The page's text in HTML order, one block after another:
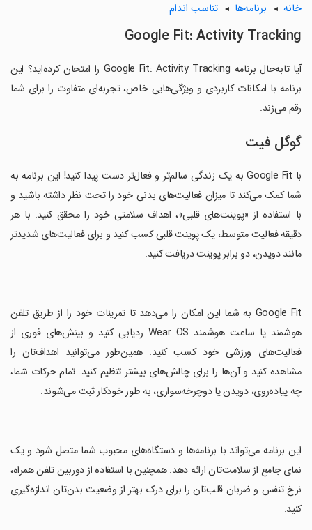
خانه برنامه‌ها تناسب اندام
Google Fit: Activity Tracking
آیا تابه‌حال برنامه Google Fit: Activity Tracking را امتحان کرده‌اید؟ این
برنامه با امکانات کاربردی و ویژگی‌هایی خاص، تجربه‌ای متفاوت را برای شما
رقم می‌زند.
گوگل فیت
با Google Fit به یک زندگی سالم‌تر و فعال‌تر دست پیدا کنید! این برنامه به
شما کمک می‌کند تا میزان فعالیت‌های بدنی خود را تحت نظر داشته باشید و
با استفاده از «پوینت‌های قلبی»، اهداف سلامتی خود را محقق کنید. با هر
دقیقه فعالیت متوسط، یک پوینت قلبی کسب کنید و برای فعالیت‌های شدیدتر
مانند دویدن، دو برابر پوینت دریافت کنید.
‏Google Fit به شما این امکان را می‌دهد تا تمرینات خود را از طریق تلفن
هوشمند یا ساعت هوشمند Wear OS ردیابی کنید و بینش‌های فوری از
فعالیت‌های ورزشی خود کسب کنید. همین‌طور می‌توانید اهداف‌تان را
مشاهده کنید و آن‌ها را برای چالش‌های بیشتر تنظیم کنید. تمام حرکات شما،
چه پیاده‌روی، دویدن یا دوچرخه‌سواری، به طور خودکار ثبت می‌شوند.
‏این برنامه می‌تواند با برنامه‌ها و دستگاه‌های محبوب شما متصل شود و یک
نمای جامع از سلامت‌تان ارائه دهد. همچنین با استفاده از دوربین تلفن همراه،
نرخ تنفس و ضربان قلب‌تان را برای درک بهتر از وضعیت بدن‌تان اندازه‌گیری
کنید.